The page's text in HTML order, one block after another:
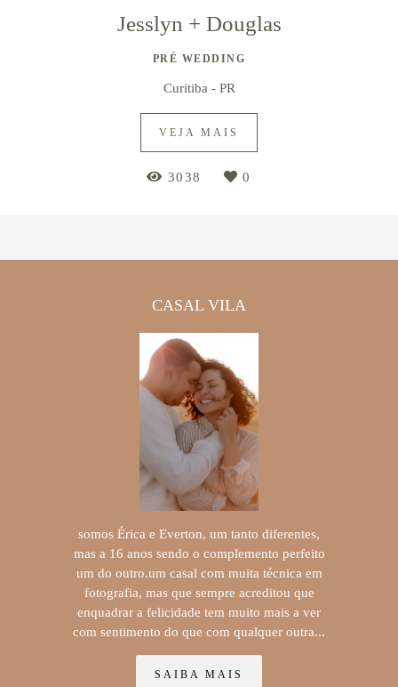
Jesslyn + Douglas
PRÉ WEDDING
Curitiba - PR
VEJA MAIS
3038 0
CASAL VILA
somos Érica e Everton, um tanto diferentes,
mas a 16 anos sendo o complemento perfeito
um do outro.um casal com muita técnica em
fotografia, mas que sempre acreditou que
enquadrar a felicidade tem muito mais a ver
com sentimento do que com qualquer outra...
SAIBA MAIS